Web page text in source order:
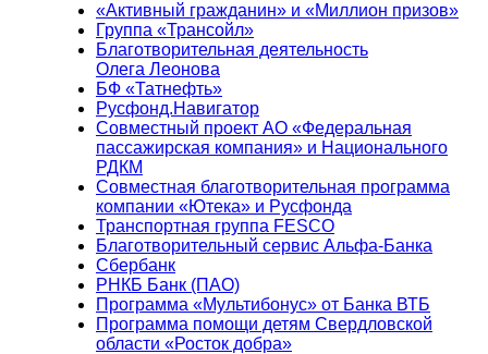
«Активный гражданин» и «Миллион призов»
Группа «Трансойл»
Благотворительная деятельность
Олега Леонова
БФ «Татнефть»
Русфонд.Навигатор
Совместный проект АО «Федеральная
пассажирская компания» и Национального
РДКМ
Совместная благотворительная программа
компании «Ютека» и Русфонда
Транспортная группа FESCO
Благотворительный сервис Альфа-Банка
Сбербанк
РНКБ Банк (ПАО)
Программа «Мультибонус» от Банка ВТБ
Программа помощи детям Свердловской
области «Росток добра»